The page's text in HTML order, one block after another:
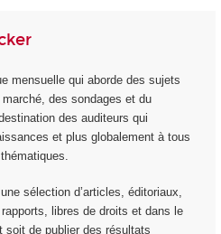
mensuelle qui aborde des sujets
des sondages et du
des auditeurs qui
et plus globalement à tous
sélection d’articles, éditoriaux,
libres de droits et dans le
soit de publier des résultats